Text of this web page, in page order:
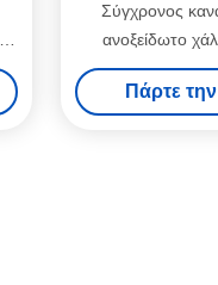
Σύγχρονος
ανοξείδωτο
Πάρτε